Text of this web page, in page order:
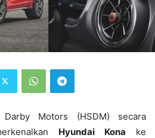
Darby Motors (HSDM) secara
Hyundai Kona ke